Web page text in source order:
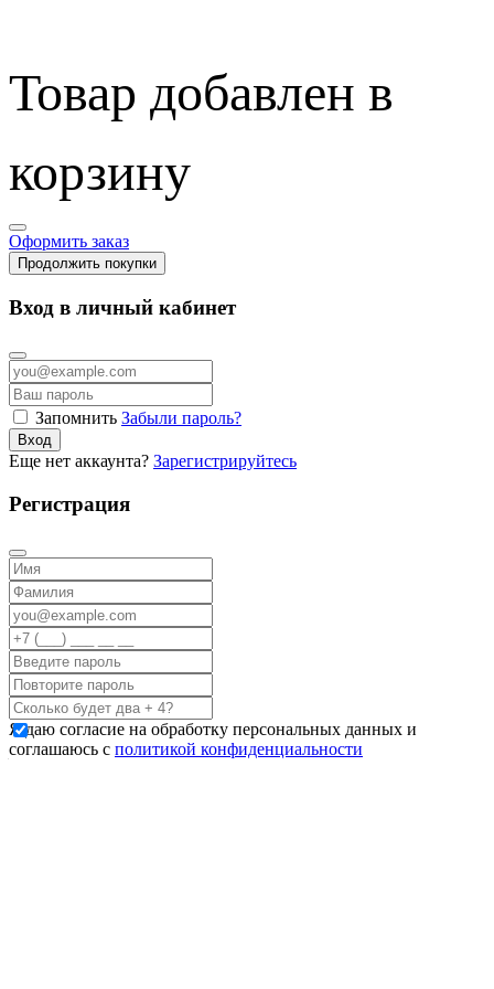
Товар добавлен в
корзину
Оформить заказ
Продолжить покупки
Вход в личный кабинет
Запомнить Забыли пароль?
Вход
Еще нет аккаунта? Зарегистрируйтесь
Регистрация
Я даю согласие на обработку персональных данных и
соглашаюсь с политикой конфиденциальности